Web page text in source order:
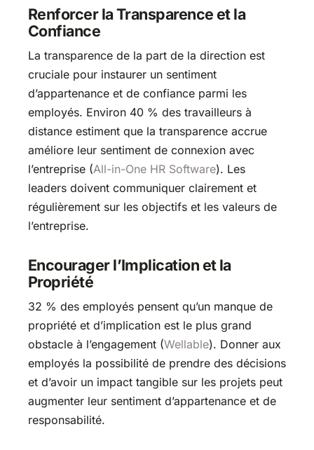
Renforcer la Transparence et la
Confiance
La transparence de la part de la direction est
cruciale pour instaurer un sentiment
d’appartenance et de confiance parmi les
employés. Environ 40 % des travailleurs à
distance estiment que la transparence accrue
améliore leur sentiment de connexion avec
l’entreprise​ (All-in-One HR Software)​. Les
leaders doivent communiquer clairement et
régulièrement sur les objectifs et les valeurs de
l’entreprise.
Encourager l’Implication et la
Propriété
32 % des employés pensent qu’un manque de
propriété et d’implication est le plus grand
obstacle à l’engagement​ (Wellable)​. Donner aux
employés la possibilité de prendre des décisions
et d’avoir un impact tangible sur les projets peut
augmenter leur sentiment d’appartenance et de
responsabilité.